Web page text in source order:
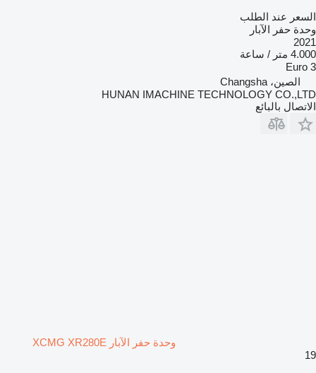
السعر عند الطلب
وحدة حفر الآبار
2021
4.000 متر / ساعة
Euro 3
الصين، Changsha
HUNAN IMACHINE TECHNOLOGY CO.,LTD
الاتصال بالبائع
وحدة حفر الآبار XCMG XR280E
19